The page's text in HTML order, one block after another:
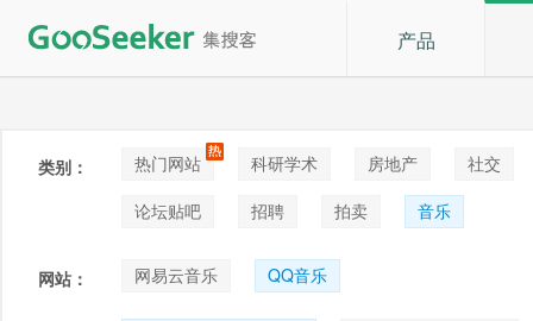
产品
类别： 热门网站 科研学术 房地产
社交
论坛贴吧
招聘 拍卖 音乐
网站： 网易云音乐 QQ音乐